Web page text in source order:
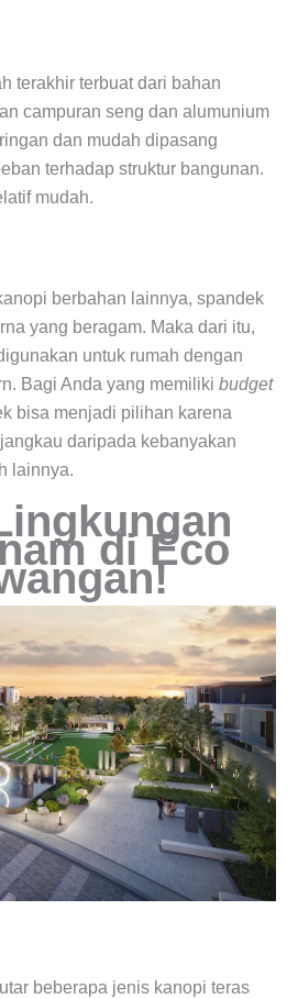
terakhir terbuat dari bahan
campuran seng dan alumunium
dan mudah dipasang
terhadap struktur bangunan.
mudah.
berbahan lainnya, spandek
yang beragam. Maka dari itu,
untuk rumah dengan
Bagi Anda yang memiliki budget
bisa menjadi pilihan karena
daripada kebanyakan
lainnya.
di Eco
beberapa jenis kanopi teras